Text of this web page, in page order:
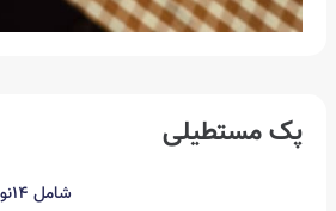
پک مستطیلی
شامل 14نوع میوه با کیفیت و درجه 1